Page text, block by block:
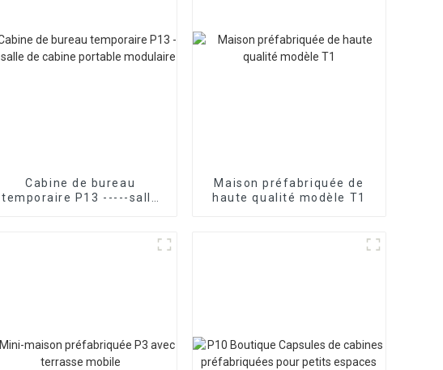
Cabine de bureau
temporaire P13 -----salle
Maison préfabriquée de
haute qualité modèle T1